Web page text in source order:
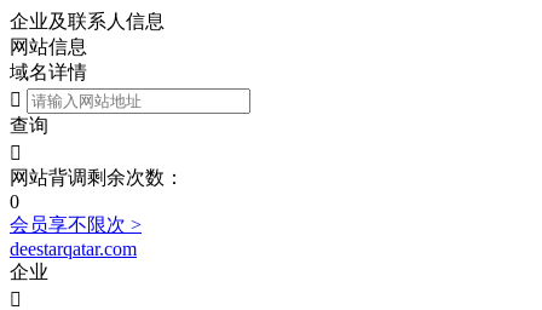
企业及联系人信息
网站信息
域名详情

查询

网站背调剩余次数：
0
会员享不限次 >
deestarqatar.com
企业
